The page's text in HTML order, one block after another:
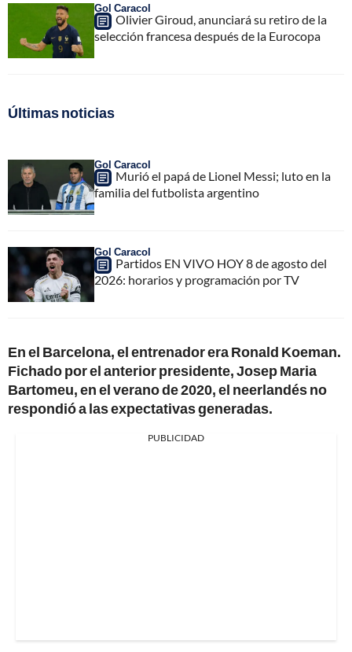
Gol Caracol
Olivier Giroud, anunciará su retiro de la
selección francesa después de la Eurocopa
Últimas noticias
Gol Caracol
Murió el papá de Lionel Messi; luto en la
familia del futbolista argentino
Gol Caracol
Partidos EN VIVO HOY 8 de agosto del
2026: horarios y programación por TV
En el Barcelona, el entrenador era Ronald Koeman.
Fichado por el anterior presidente, Josep Maria
Bartomeu, en el verano de 2020, el neerlandés no
respondió a las expectativas generadas.
PUBLICIDAD